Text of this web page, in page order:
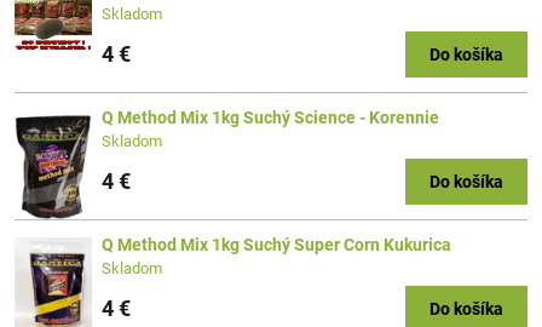
Skladom
4 € Do košíka
Q Method Mix 1kg Suchý Science - Korennie
Skladom
4 € Do košíka
Q Method Mix 1kg Suchý Super Corn Kukurica
Skladom
4 € Do košíka